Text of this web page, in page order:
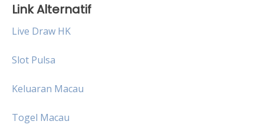
Link Alternatif
Live Draw HK
Slot Pulsa
Keluaran Macau
Togel Macau